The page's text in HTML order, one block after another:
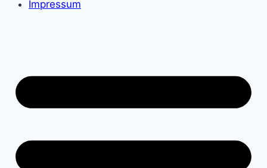
Impressum